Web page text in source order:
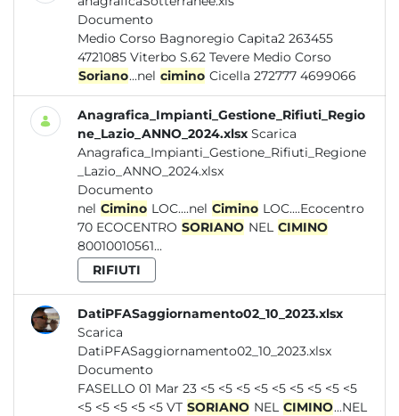
Documento
Medio Corso Bagnoregio Capita2 263455
4721085 Viterbo S.62 Tevere Medio Corso
Soriano...nel cimino Cicella 272777 4699066
Anagrafica_Impianti_Gestione_Rifiuti_Regio
ne_Lazio_ANNO_2024.xlsx Scarica
Anagrafica_Impianti_Gestione_Rifiuti_Regione
_Lazio_ANNO_2024.xlsx
Documento
nel Cimino LOC....nel Cimino LOC....Ecocentro
70 ECOCENTRO SORIANO NEL CIMINO
80010010561...
RIFIUTI
DatiPFASaggiornamento02_10_2023.xlsx
Scarica
DatiPFASaggiornamento02_10_2023.xlsx
Documento
FASELLO 01 Mar 23 <5 <5 <5 <5 <5 <5 <5 <5 <5
<5 <5 <5 <5 <5 VT SORIANO NEL CIMINO...NEL